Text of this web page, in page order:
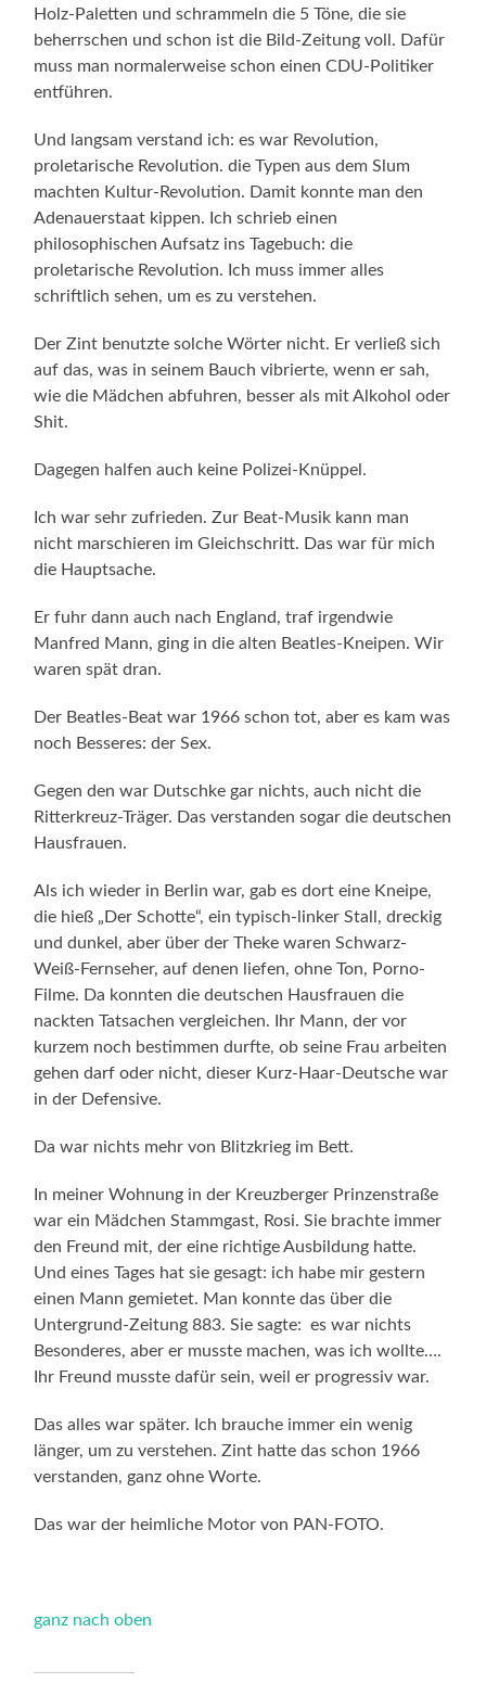
Holz-Paletten und schrammeln die 5 Töne, die sie
beherrschen und schon ist die Bild-Zeitung voll. Dafür
muss man normalerweise schon einen CDU-Politiker
entführen.
Und langsam verstand ich: es war Revolution,
proletarische Revolution. die Typen aus dem Slum
machten Kultur-Revolution. Damit konnte man den
Adenauerstaat kippen. Ich schrieb einen
philosophischen Aufsatz ins Tagebuch: die
proletarische Revolution. Ich muss immer alles
schriftlich sehen, um es zu verstehen.
Der Zint benutzte solche Wörter nicht. Er verließ sich
auf das, was in seinem Bauch vibrierte, wenn er sah,
wie die Mädchen abfuhren, besser als mit Alkohol oder
Shit.
Dagegen halfen auch keine Polizei-Knüppel.
Ich war sehr zufrieden. Zur Beat-Musik kann man
nicht marschieren im Gleichschritt. Das war für mich
die Hauptsache.
Er fuhr dann auch nach England, traf irgendwie
Manfred Mann, ging in die alten Beatles-Kneipen. Wir
waren spät dran.
Der Beatles-Beat war 1966 schon tot, aber es kam was
noch Besseres: der Sex.
Gegen den war Dutschke gar nichts, auch nicht die
Ritterkreuz-Träger. Das verstanden sogar die deutschen
Hausfrauen.
Als ich wieder in Berlin war, gab es dort eine Kneipe,
die hieß „Der Schotte“, ein typisch-linker Stall, dreckig
und dunkel, aber über der Theke waren Schwarz-
Weiß-Fernseher, auf denen liefen, ohne Ton, Porno-
Filme. Da konnten die deutschen Hausfrauen die
nackten Tatsachen vergleichen. Ihr Mann, der vor
kurzem noch bestimmen durfte, ob seine Frau arbeiten
gehen darf oder nicht, dieser Kurz-Haar-Deutsche war
in der Defensive.
Da war nichts mehr von Blitzkrieg im Bett.
In meiner Wohnung in der Kreuzberger Prinzenstraße
war ein Mädchen Stammgast, Rosi. Sie brachte immer
den Freund mit, der eine richtige Ausbildung hatte.
Und eines Tages hat sie gesagt: ich habe mir gestern
einen Mann gemietet. Man konnte das über die
Untergrund-Zeitung 883. Sie sagte: es war nichts
Besonderes, aber er musste machen, was ich wollte….
Ihr Freund musste dafür sein, weil er progressiv war.
Das alles war später. Ich brauche immer ein wenig
länger, um zu verstehen. Zint hatte das schon 1966
verstanden, ganz ohne Worte.
Das war der heimliche Motor von PAN-FOTO.
ganz nach oben